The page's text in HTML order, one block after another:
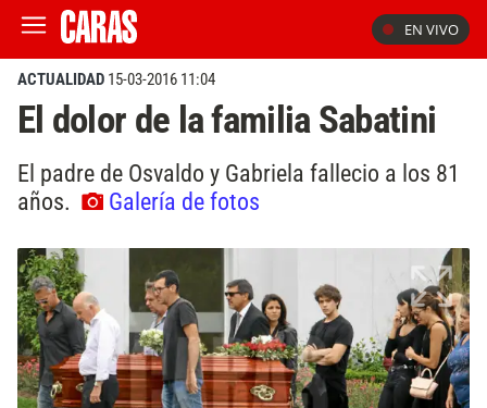
EN VIVO
ACTUALIDAD 15-03-2016 11:04
El dolor de la familia Sabatini
El padre de Osvaldo y Gabriela fallecio a los 81
años.
Galería de fotos